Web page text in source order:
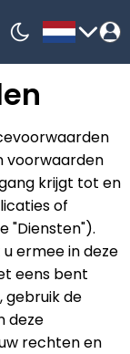
中文
Русский
Français
한국어
Español
Nederlands
Deutsch
voorwaarden
krijgt tot en
of
"Diensten").
ermee in deze
eens bent
gebruik de
deze
rechten en